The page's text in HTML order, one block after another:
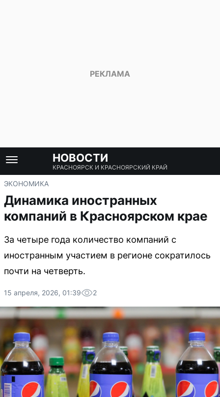
НОВОСТИ
КРАСНОЯРСК И КРАСНОЯРСКИЙ КРАЙ
ЭКОНОМИКА
Динамика иностранных
компаний в Красноярском крае
За четыре года количество компаний с
иностранным участием в регионе сократилось
почти на четверть.
15 апреля, 2026, 01:39 2